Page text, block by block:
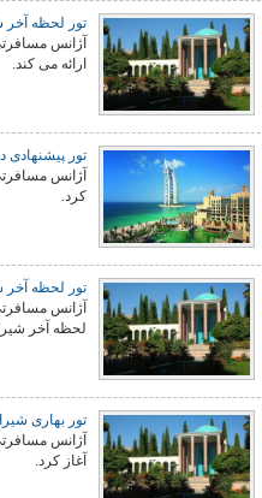
تور لحظه آخر شیراز
آژانس مسافرتی مارکو تراول تور
ارائه می کند.
تور پیشنهادی دبی
آژانس مسافرتی امیدان پرواز ثبت
کرد.
تور لحظه آخر شیراز
آژانس مسافرتی پرواز شاهین
لحظه آخر شیراز را پیشنهاد می
تور بهاری شیراز
آژانس مسافرتی شاهین گشت ثبت
آغاز کرد.